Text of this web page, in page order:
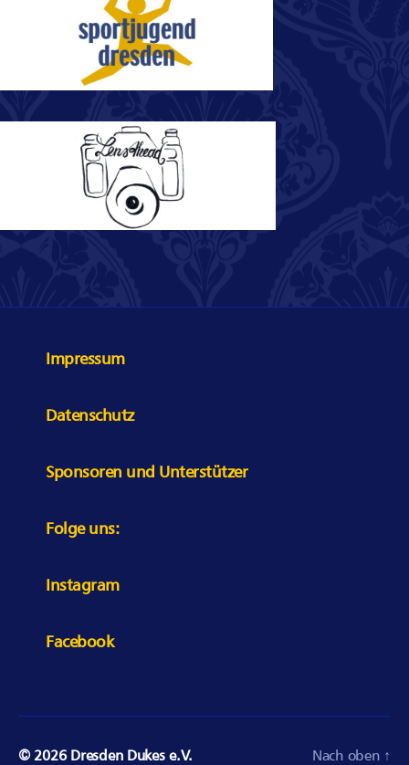
Impressum
Datenschutz
Sponsoren und Unterstützer
Folge uns:
Instagram
Facebook
© 2026 Dresden Dukes e.V. Nach oben ↑